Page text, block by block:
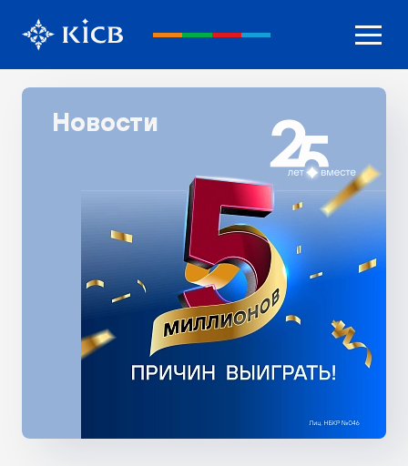
Новости